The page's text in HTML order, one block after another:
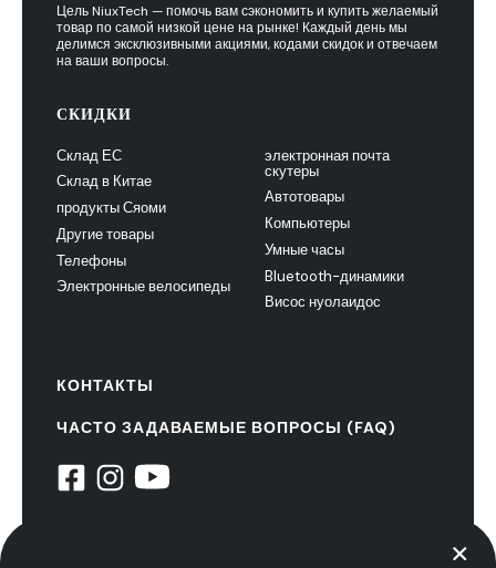
Цель NiuxTech — помочь вам сэкономить и купить желаемый
товар по самой низкой цене на рынке! Каждый день мы
делимся эксклюзивными акциями, кодами скидок и отвечаем
на ваши вопросы.
СКИДКИ
Склад ЕС
Склад в Китае
продукты Сяоми
Другие товары
Телефоны
Электронные велосипеды
электронная почта
скутеры
Автотовары
Компьютеры
Умные часы
Bluetooth-динамики
Висос нуолаидос
КОНТАКТЫ
ЧАСТО ЗАДАВАЕМЫЕ ВОПРОСЫ (FAQ)